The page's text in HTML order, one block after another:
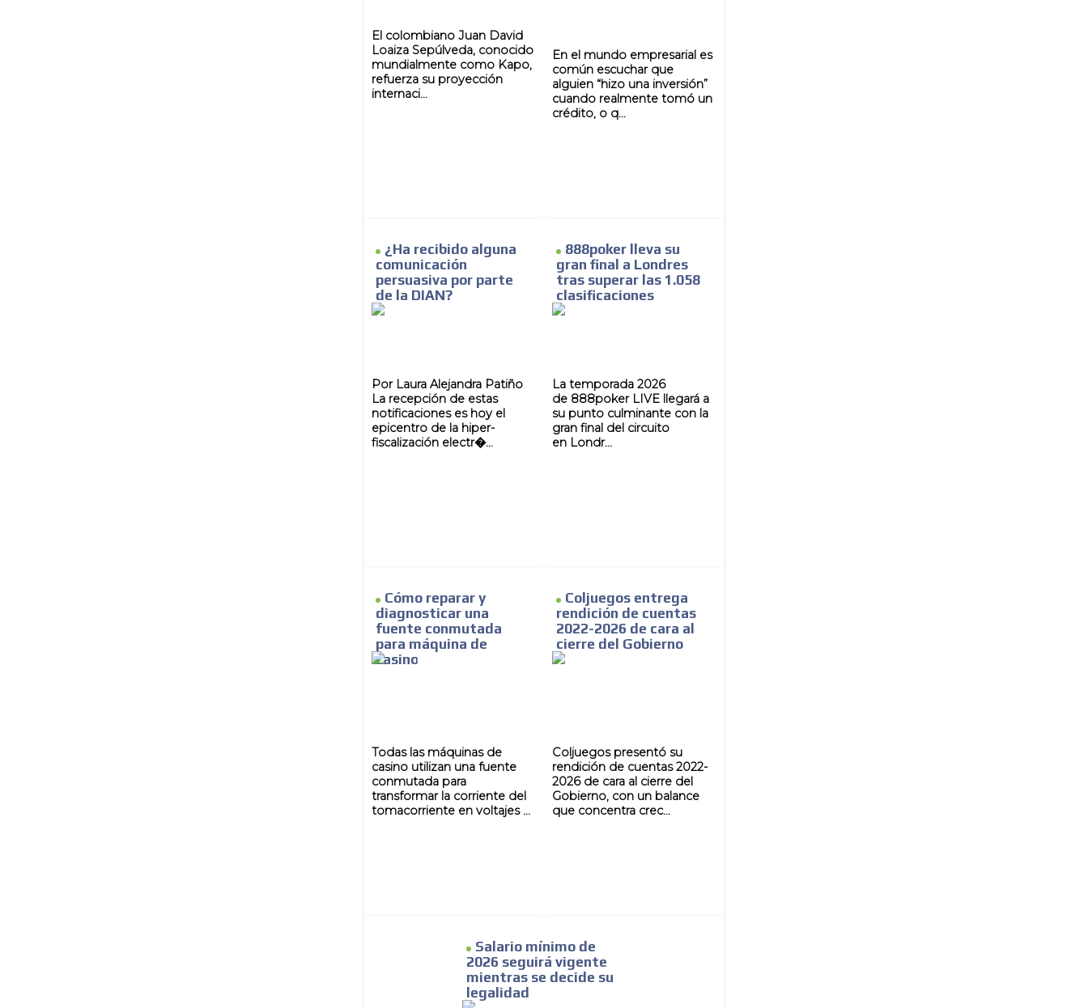
El colombiano Juan David
Loaiza Sepúlveda, conocido
mundialmente como Kapo,
refuerza su proyección
internaci...
En el mundo empresarial es
común escuchar que
alguien “hizo una inversión”
cuando realmente tomó un
crédito, o q...
¿Ha recibido alguna
comunicación
persuasiva por parte
de la DIAN?
Por Laura Alejandra Patiño
La recepción de estas
notificaciones es hoy el
epicentro de la hiper-
fiscalización electr�...
888poker lleva su
gran final a Londres
tras superar las 1.058
clasificaciones
La temporada 2026
de 888poker LIVE llegará a
su punto culminante con la
gran final del circuito
en Londr...
Cómo reparar y
diagnosticar una
fuente conmutada
para máquina de
casino
Todas las máquinas de
casino utilizan una fuente
conmutada para
transformar la corriente del
tomacorriente en voltajes ...
Coljuegos entrega
rendición de cuentas
2022-2026 de cara al
cierre del Gobierno
Coljuegos presentó su
rendición de cuentas 2022-
2026 de cara al cierre del
Gobierno, con un balance
que concentra crec...
Salario mínimo de
2026 seguirá vigente
mientras se decide su
legalidad